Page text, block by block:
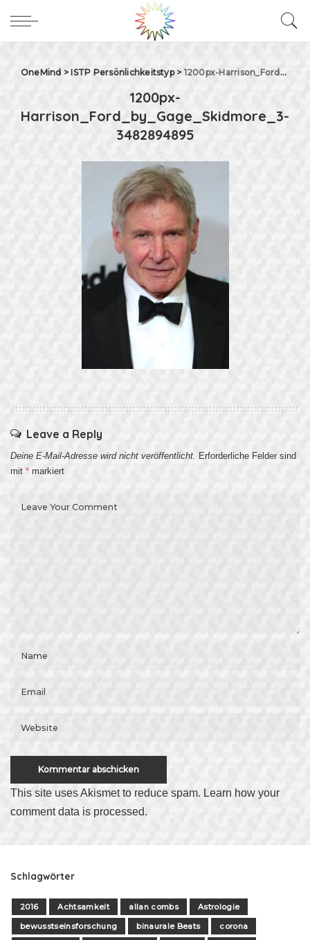
OneMind > ISTP Persönlichkeitstyp> 1200px-Harrison_Ford_by_Gage_Skidmore_3-3482894895
1200px-
Harrison_Ford_by_Gage_Skidmore_3-
3482894895
Leave a Reply
Deine E-Mail-Adresse wird nicht veröffentlicht. Erforderliche Felder sind
mit * markiert
This site uses Akismet to reduce spam. Learn how your
comment data is processed.
Schlagwörter
2016 Achtsamkeit allan combs
Astrologie
bewusstseinsforschung
binaurale Beats
corona